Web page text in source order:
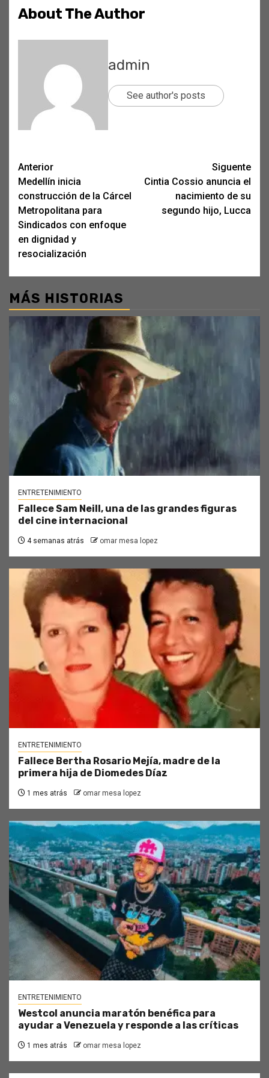
About The Author
admin
See author's posts
Post
navigation
Anterior
Medellín inicia
construcción de la Cárcel
Metropolitana para
Sindicados con enfoque
en dignidad y
resocialización
Siguente
Cintia Cossio anuncia el
nacimiento de su
segundo hijo, Lucca
MÁS HISTORIAS
ENTRETENIMIENTO
Fallece Sam Neill, una de las grandes figuras
del cine internacional
4 semanas atrás omar mesa lopez
ENTRETENIMIENTO
Fallece Bertha Rosario Mejía, madre de la
primera hija de Diomedes Díaz
1 mes atrás omar mesa lopez
ENTRETENIMIENTO
Westcol anuncia maratón benéfica para
ayudar a Venezuela y responde a las críticas
1 mes atrás omar mesa lopez